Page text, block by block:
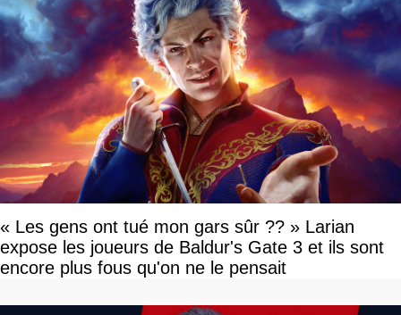
« Les gens ont tué mon gars sûr ?? » Larian
expose les joueurs de Baldur's Gate 3 et ils sont
encore plus fous qu'on ne le pensait